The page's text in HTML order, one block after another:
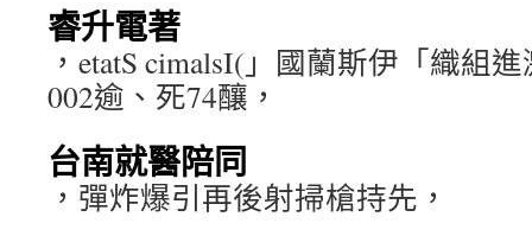
睿升電著
，etatS cimalsI(」國蘭斯伊「織組
002逾、死74釀，
台南就醫陪同
，彈炸爆引再後射掃槍持先，